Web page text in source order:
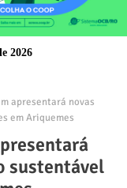
2026
apresentará novas
em Ariquemes
sustentável